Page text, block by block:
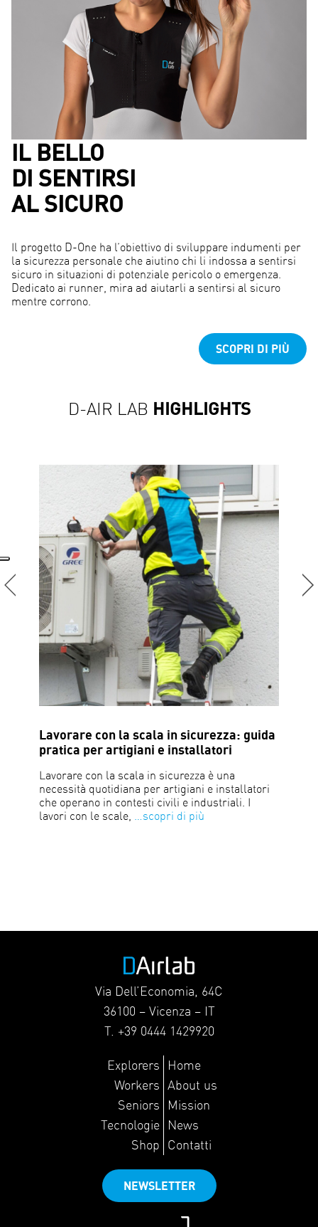
IL BELLO
DI SENTIRSI
AL SICURO
Il progetto D-One ha l’obiettivo di sviluppare indumenti per
la sicurezza personale che aiutino chi li indossa a sentirsi
sicuro in situazioni di potenziale pericolo o emergenza.
Dedicato ai runner, mira ad aiutarli a sentirsi al sicuro
mentre corrono.
SCOPRI DI PIÙ
ABOUT US
SCOPRI DI PIU'D-AIR LAB HIGHLIGHTS
Lavorare con la scala in sicurezza: guida
pratica per artigiani e installatori
Lavorare con la scala in sicurezza è una
necessità quotidiana per artigiani e installatori
che operano in contesti civili e industriali. I
lavori con le scale,
…scopri di più
Via Dell’Economia, 64C
36100 – Vicenza – IT
T. +39 0444 1429920
Explorers
Workers
Seniors
Tecnologie
Shop
Home
About us
Mission
News
Contatti
NEWSLETTER